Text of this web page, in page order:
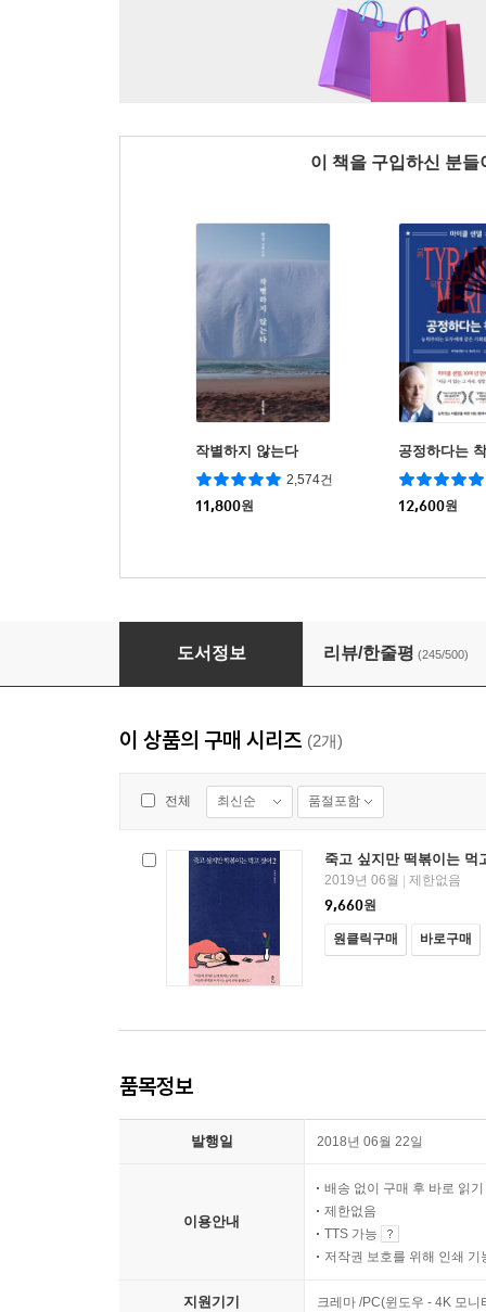
이 책을 구입하신 분
작별하지 않는다
2,574건
11,800원
공정하다는
12,600원
죽고 싶지만 떡볶이는 먹고 싶어
도서정보 리뷰/한줄평 (245/500)
이 상품의 구매 시리즈 (2개)
전체 최신순 품절포함
죽고 싶지만 떡볶이는 먹
2019년 06월
제한없음
9,660원
원클릭구매 바로구매
품목정보
발행일 2018년 06월 22일
이용안내
배송 없이 구매 후 바로 읽기
제한없음
TTS 가능
저작권 보호를 위해 인쇄 기
지원기기 크레마 /PC(윈도우 - 4K 모